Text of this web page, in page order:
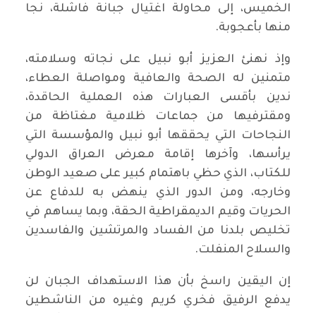
الخميس، إلى محاولة اغتيال جبانة فاشلة، نجا
منها بأعجوبة.
وإذ نهنئ العزيز أبو نبيل على نجاته وسلامته،
متمنين له الصحة والعافية ومواصلة العطاء،
ندين بأقسى العبارات هذه العملية الحاقدة،
ومقترفيها من جماعات ظلامية مغتاظة من
النجاحات التي يحققها أبو نبيل والمؤسسة التي
يرأسها، وآخرها إقامة معرض العراق الدولي
للكتاب، الذي حظي باهتمام كبير على صعيد الوطن
وخارجه، ومن الدور الذي ينهض به للدفاع عن
الحريات وقيم الديمقراطية الحقة، وبما يساهم في
تخليص بلدنا من الفساد والمرتشين والفاسدين
والسلاح المنفلت.
إن اليقين راسخ بأن هذا الاستهداف الجبان لن
يدفع الرفيق فخري كريم وغيره من الناشطين